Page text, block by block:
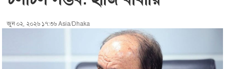
জুন ০২, ২০২৬ ১৭:৩৬ Asia/Dhaka